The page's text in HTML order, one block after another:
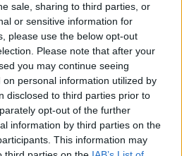
sale, sharing to third parties, or
or sensitive information for
please use the below opt-out
Please note that after your
you may continue seeing
personal information utilized by
disclosed to third parties prior to
opt-out of the further
information by third parties on the
This information may
1969), amelyet 1970-ben
hagyott cserben eddig
Me Yet)követ. Utóbbi
el számára a
Right Up! CD-
szel duettben énekli a
elmondása szerint